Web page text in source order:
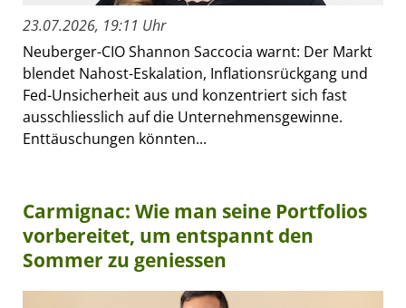
23.07.2026, 19:11 Uhr
Neuberger-CIO Shannon Saccocia warnt: Der Markt
blendet Nahost-Eskalation, Inflationsrückgang und
Fed-Unsicherheit aus und konzentriert sich fast
ausschliesslich auf die Unternehmensgewinne.
Enttäuschungen könnten...
Carmignac: Wie man seine Portfolios
vorbereitet, um entspannt den
Sommer zu geniessen